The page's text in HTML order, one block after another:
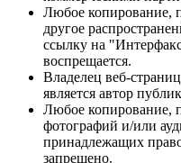
Любое копирование,
другое
ссылку на
воспрещается.
Владелец веб-
является автор
Любое копирование,
фотографий и/или
принадлежащих
запрещено.